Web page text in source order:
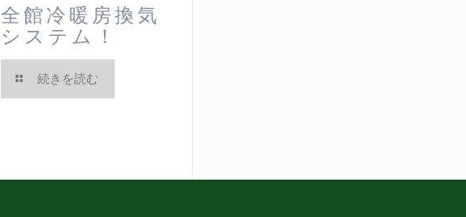
全館冷暖房換気
システム！
続きを読む